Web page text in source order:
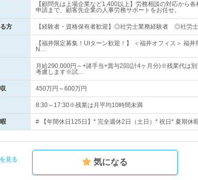
【顧問先は上場企業など1,400以上】労務相談の対応から
申請まで、顧客先企業の人事労務サポートをお任せ。
方 【経験者・資格保有者歓迎】◎社労士業務経験者 ◎社労
【福井限定募集！UIターン歓迎！】 ＜福井オフィス＞ 福
N…
月給290,000円～+諸手当+賞与2回(計4ヶ月分)※残業代は
考慮します※試…
450万円～600万円
8:30～17:30※残業は月平均10時間未満
# 【年間休日125日】* 完全週休2日（土日）* 祝日* 夏期休
見る 気になる